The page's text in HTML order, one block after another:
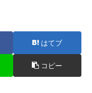
はてブ
コピー